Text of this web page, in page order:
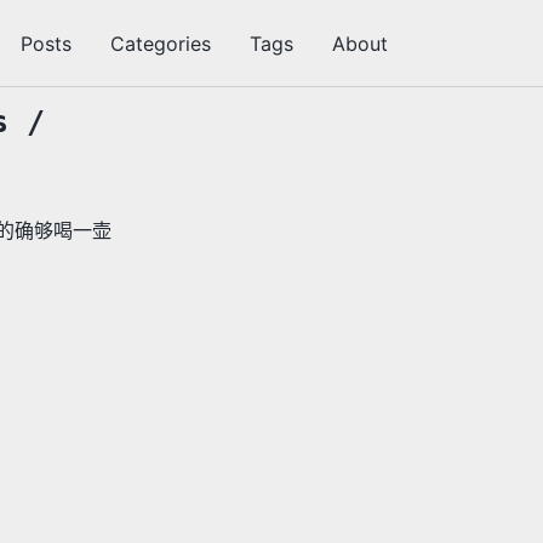
Posts Categories Tags About
/
确够喝一壶